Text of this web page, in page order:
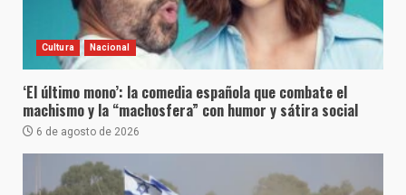
Cultura Nacional
‘El último mono’: la comedia española que combate el
machismo y la “machosfera” con humor y sátira social
6 de agosto de 2026